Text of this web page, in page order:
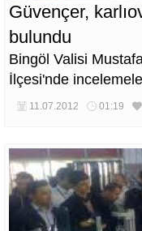
Güvençer,
bulundu
Bingöl Valisi
İlçesi'nde
11.07.2012 01:19